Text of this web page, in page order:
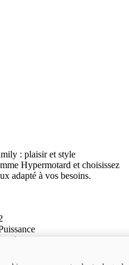
: plaisir et style
Hypermotard et choisissez
adapté à vos besoins.